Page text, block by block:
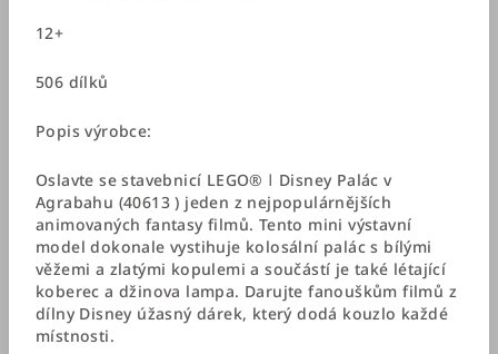
12+
506 dílků
Popis výrobce:
Oslavte se stavebnicí LEGO® ǀ Disney Palác v
Agrabahu (40613 ) jeden z nejpopulárnějších
animovaných fantasy filmů. Tento mini výstavní
model dokonale vystihuje kolosální palác s bílými
věžemi a zlatými kopulemi a součástí je také létající
koberec a džinova lampa. Darujte fanouškům filmů z
dílny Disney úžasný dárek, který dodá kouzlo každé
místnosti.